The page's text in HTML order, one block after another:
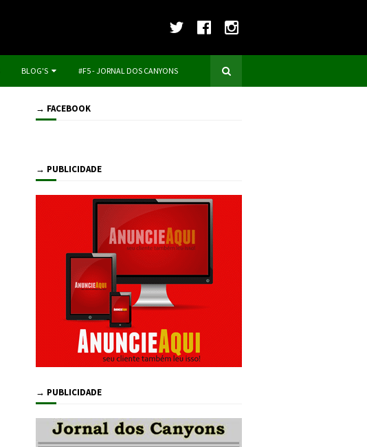
BLOG'S #F5 - JORNAL DOS CANYONS
→ FACEBOOK
→ PUBLICIDADE
→ PUBLICIDADE